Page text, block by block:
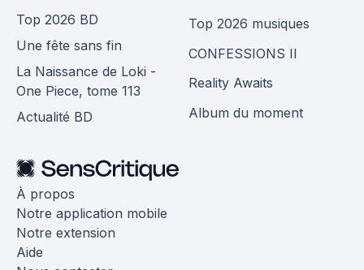
Top 2026 BD
Une fête sans fin
La Naissance de Loki -
One Piece, tome 113
Actualité BD
Top 2026 musiques
CONFESSIONS II
Reality Awaits
Album du moment
À propos
Notre application mobile
Notre extension
Aide